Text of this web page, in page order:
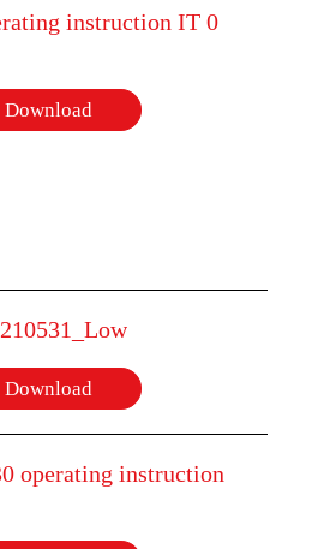
instruction IT 0
Download
Download
operating instruction